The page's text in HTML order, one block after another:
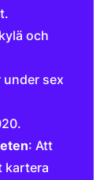
och
under sex
: Att
kartera